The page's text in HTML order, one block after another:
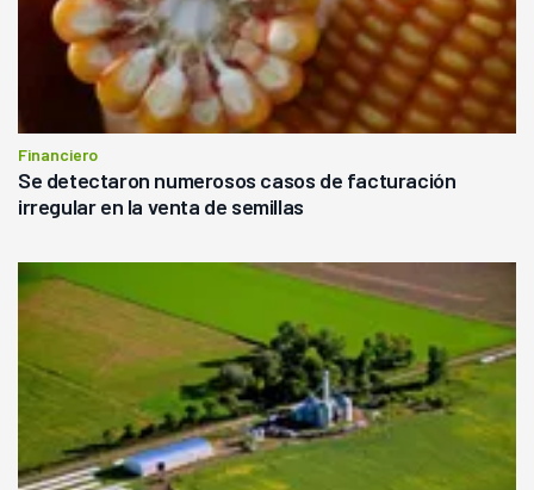
Financiero
Se detectaron numerosos casos de facturación
irregular en la venta de semillas